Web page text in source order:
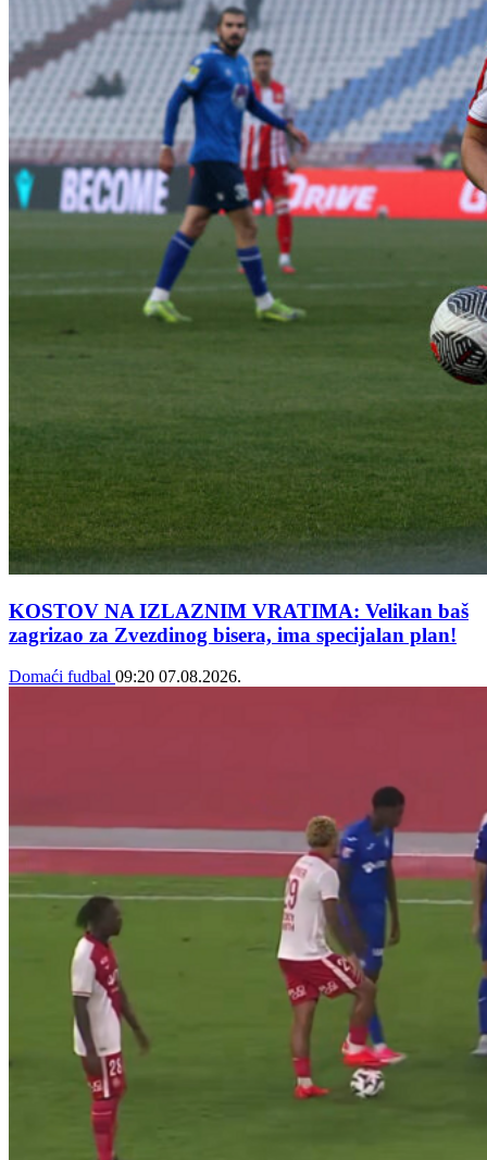
KOSTOV NA IZLAZNIM VRATIMA: Velikan baš
zagrizao za Zvezdinog bisera, ima specijalan plan!
Domaći fudbal 09:20 07.08.2026.